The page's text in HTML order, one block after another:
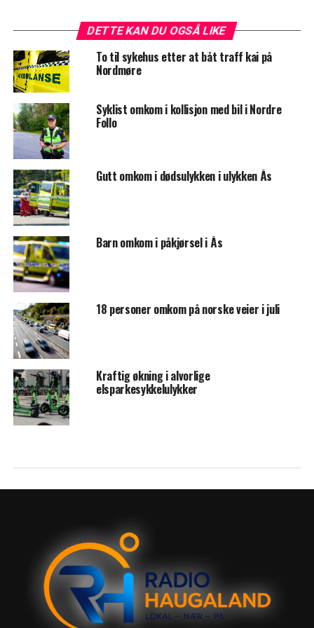
DETTE KAN DU OGSÅ LIKE
To til sykehus etter at båt traff kai på
Nordmøre
Syklist omkom i kollisjon med bil i Nordre
Follo
Gutt omkom i dødsulykken i ulykken Ås
Barn omkom i påkjørsel i Ås
18 personer omkom på norske veier i juli
Kraftig økning i alvorlige
elsparkesykkelulykker